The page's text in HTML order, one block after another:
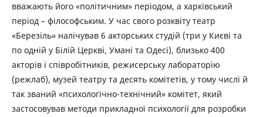
вважають його «політичним» періодом, а харківський
період – філософським. У час свого розквіту театр
«Березіль» налічував 6 акторських студій (три у Києві та
по одній у Білій Церкві, Умані та Одесі), близько 400
акторів і співробітників, режисерську лабораторію
(режлаб), музей театру та десять комітетів, у тому числі й
так званий «психологічно-технічний» комітет, який
застосовував методи прикладної психології для розробки